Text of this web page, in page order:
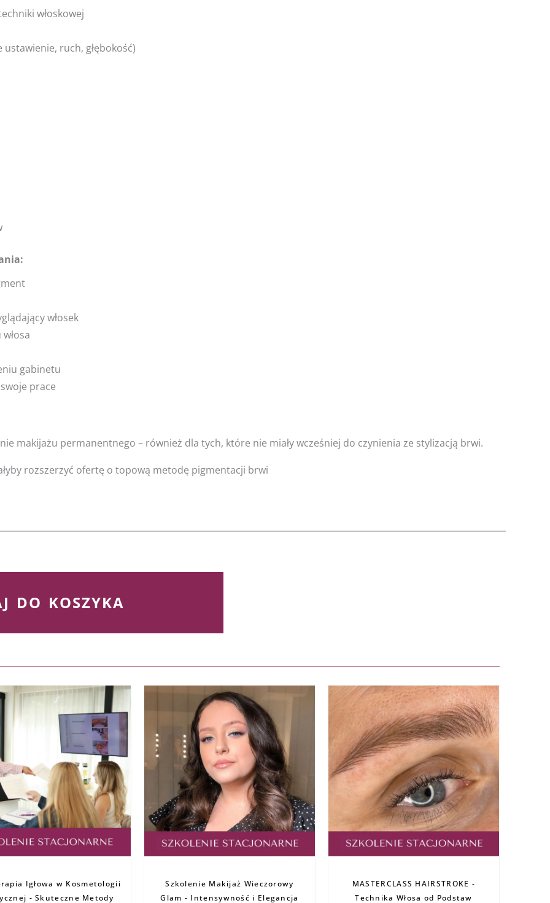
włoskowej
ruch, głębokość)
włosek
gabinetu
prace
makijażu permanentnego – również dla tych, które nie miały wcześniej do czynienia ze stylizacją brwi.
rozszerzyć ofertę o topową metodę pigmentacji brwi
DO KOSZYKA
Igłowa w Kosmetologii
- Skuteczne Metody
od
2600,00 zł
Szkolenie Makijaż Wieczorowy
Glam - Intensywność i Elegancja
MASTERCLASS HAIRSTROKE -
Technika Włosa od Podstaw
od